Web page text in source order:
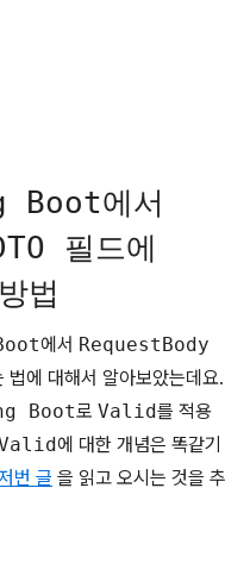
에서
필드에
법
에서 RequestBody
법에 대해서 알아보았는데요.
Boot로 Valid를 적용
에 대한 개념은 똑같기
번 글 을 읽고 오시는 것을 추